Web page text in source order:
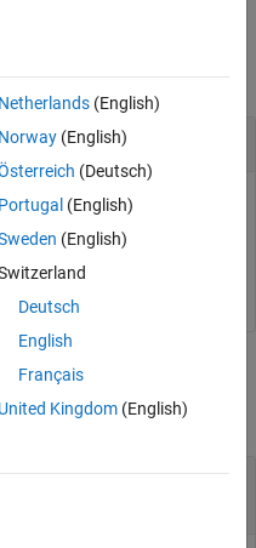
myApplication
a target computer
Netherlands(English)
Norway(English)
(Deutsch)
Portugal (English)
(English)
Deutsch
English
Français
United Kingdom(English)